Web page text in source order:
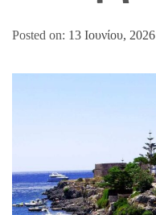
Posted on: 13 Ιουνίου, 2026